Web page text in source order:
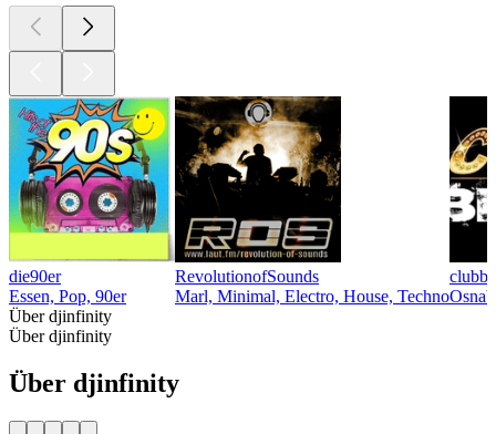
die90er
Essen, Pop, 90er
RevolutionofSounds
Marl, Minimal, Electro, House, Techno
Über djinfinity
Über djinfinity
Über djinfinity